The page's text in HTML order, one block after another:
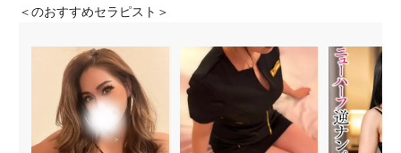
＜のおすすめセラピスト＞